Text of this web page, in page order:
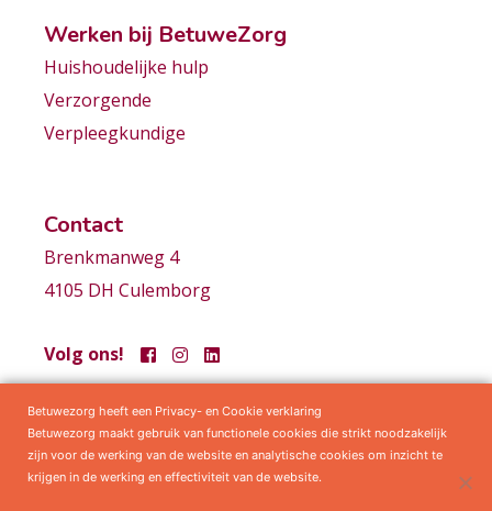
Werken bij BetuweZorg
Huishoudelijke hulp
Verzorgende
Verpleegkundige
Contact
Brenkmanweg 4
4105 DH Culemborg
Volg ons!
Samenwerkingen Privacy statement Algemene voorwaarden
Betuwezorg heeft een Privacy- en Cookie verklaring
Betuwezorg maakt gebruik van functionele cookies die strikt noodzakelijk
zijn voor de werking van de website en analytische cookies om inzicht te
krijgen in de werking en effectiviteit van de website.